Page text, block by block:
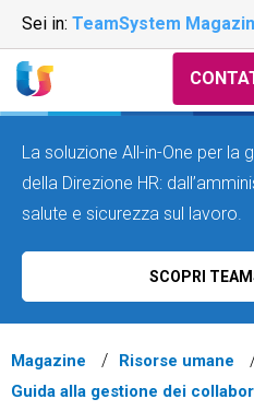
Sei in: TeamSystem
La soluzione All-in-One per la
della Direzione HR:
salute e sicurezza sul lavoro.
SCOPRI
Magazine
Risorse umane
Guida alla gestione dei